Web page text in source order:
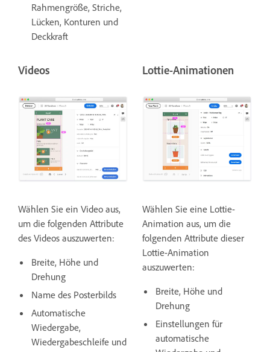
Rahmengröße, Striche,
Lücken, Konturen und
Deckkraft
Videos
Wählen Sie ein Video aus,
um die folgenden Attribute
des Videos auszuwerten:
Breite, Höhe und
Drehung
Name des Posterbilds
Automatische
Wiedergabe,
Wiedergabeschleife und
Lottie-Animationen
Wählen Sie eine Lottie-
Animation aus, um die
folgenden Attribute dieser
Lottie-Animation
auszuwerten:
Breite, Höhe und
Drehung
Einstellungen für
automatische